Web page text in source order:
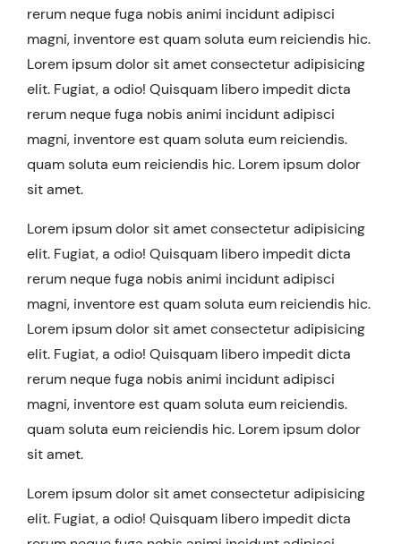
rerum neque fuga nobis animi incidunt adipisci
magni, inventore est quam soluta eum reiciendis hic.
Lorem ipsum dolor sit amet consectetur adipisicing
elit. Fugiat, a odio! Quisquam libero impedit dicta
rerum neque fuga nobis animi incidunt adipisci
magni, inventore est quam soluta eum reiciendis.
quam soluta eum reiciendis hic. Lorem ipsum dolor
sit amet.
Lorem ipsum dolor sit amet consectetur adipisicing
elit. Fugiat, a odio! Quisquam libero impedit dicta
rerum neque fuga nobis animi incidunt adipisci
magni, inventore est quam soluta eum reiciendis hic.
Lorem ipsum dolor sit amet consectetur adipisicing
elit. Fugiat, a odio! Quisquam libero impedit dicta
rerum neque fuga nobis animi incidunt adipisci
magni, inventore est quam soluta eum reiciendis.
quam soluta eum reiciendis hic. Lorem ipsum dolor
sit amet.
Lorem ipsum dolor sit amet consectetur adipisicing
elit. Fugiat, a odio! Quisquam libero impedit dicta